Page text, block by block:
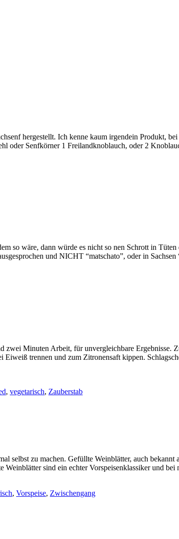
hergestellt. Ich kenne kaum irgendein Produkt,
oder Senfkörner 1 Freilandknoblauch, oder 2
so wäre, dann würde es nicht so nen Schrott in
und NICHT “matschato”, oder in
zwei Minuten Arbeit, für unvergleichbare
trennen und zum Zitronensaft kippen.
, vegetarisch, Zauberstab
selbst zu machen. Gefüllte Weinblätter, auch
Weinblätter sind ein echter Vorspeisenklassiker und
, Vorspeise, Zwischengang